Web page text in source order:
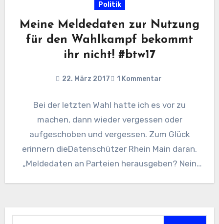
Politik
Meine Meldedaten zur Nutzung
für den Wahlkampf bekommt
ihr nicht! #btw17
22. März 2017 1 Kommentar
Bei der letzten Wahl hatte ich es vor zu
machen, dann wieder vergessen oder
aufgeschoben und vergessen. Zum Glück
erinnern dieDatenschützer Rhein Main daran.
„Meldedaten an Parteien herausgeben? Nein